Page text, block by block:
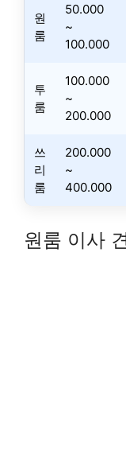
원
룸
50.000
~
100.000
투
룸
100.000
~
200.000
쓰
리
룸
200.000
~
400.000
원룸 이사